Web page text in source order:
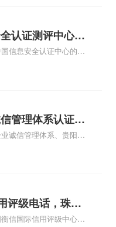
认证知识，详情可查看
认证测评中心，
认证中心
信息安全认证中心的机
有国家信息安全测评信
信息安全服务资质认证
安全测评cma测评机构
iso体系认证知识，详情
管理体系认证，
证书
诚信管理体系、贵阳企
证怎么样、企业诚信管
！
评级电话，珠海
信国际信用评级中心